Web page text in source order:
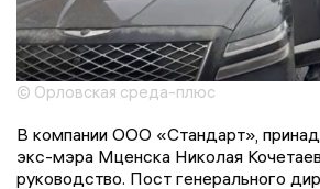
© Орловская среда-плюс
В компании ООО «Стандарт»,
экс-мэра Мценска Николая
руководство. Пост генерального